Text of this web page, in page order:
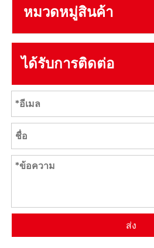
หมวดหมู่สินค้า
ได้รับการติดต่อ
ส่ง